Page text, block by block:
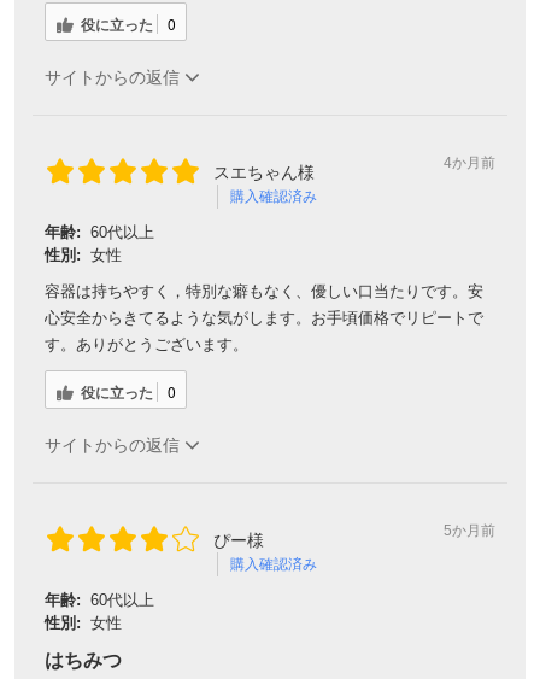
役に立った 0
サイトからの返信
スエちゃん様
購入確認済み
4か月前
年齢: 60代以上
性別: 女性
容器は持ちやすく，特別な癖もなく、優しい口当たりです。安
心安全からきてるような気がします。お手頃価格でリピートで
す。ありがとうございます。
役に立った 0
サイトからの返信
ぴー様
購入確認済み
5か月前
年齢: 60代以上
性別: 女性
はちみつ